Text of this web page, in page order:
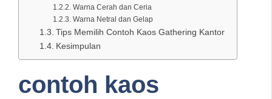
Warna Cerah dan Ceria
Warna Netral dan Gelap
Tips Memilih Contoh Kaos Gathering Kantor
Kesimpulan
contoh kaos